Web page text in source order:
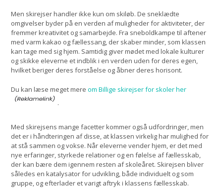
Men skirejser handler ikke kun om skiløb. De sneklædte
omgivelser byder på en verden af muligheder for aktiviteter, der
fremmer kreativitet og samarbejde. Fra sneboldkampe til aftener
med varm kakao og fællessang, der skaber minder, som klassen
kan tage med sig hjem. Samtidig giver mødet med lokale kulturer
og skikke eleverne et indblik i en verden uden for deres egen,
hvilket beriger deres forståelse og åbner deres horisont.
Du kan læse meget mere om Billige skirejser for skoler her
.
Med skirejsens mange facetter kommer også udfordringer, men
det er i håndteringen af disse, at klassen virkelig har mulighed for
at stå sammen og vokse. Når eleverne vender hjem, er det med
nye erfaringer, styrkede relationer og en følelse af fællesskab,
der kan bære dem igennem resten af skoleåret. Skirejsen bliver
således en katalysator for udvikling, både individuelt og som
gruppe, og efterlader et varigt aftryk i klassens fællesskab.